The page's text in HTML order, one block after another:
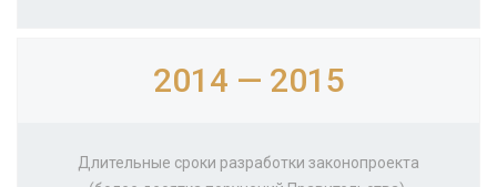
2014 — 2015
Длительные сроки разработки законопроекта